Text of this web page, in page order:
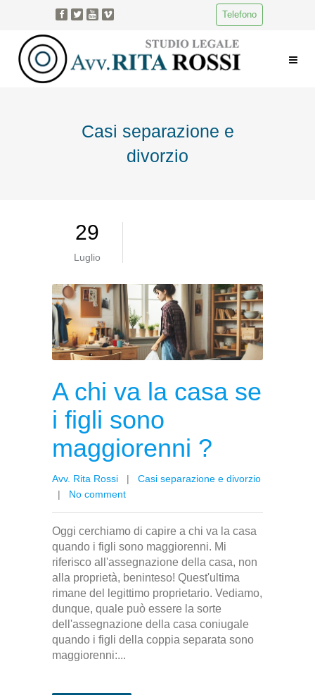
Telefono
Casi separazione e
divorzio
29
Luglio
A chi va la casa se
i figli sono
maggiorenni ?
Avv. Rita Rossi | Casi separazione e divorzio
| No comment
Oggi cerchiamo di capire a chi va la casa
quando i figli sono maggiorenni. Mi
riferisco all'assegnazione della casa, non
alla proprietà, beninteso! Quest'ultima
rimane del legittimo proprietario. Vediamo,
dunque, quale può essere la sorte
dell'assegnazione della casa coniugale
quando i figli della coppia separata sono
maggiorenni:...